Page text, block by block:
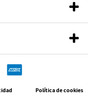
Política de cookies